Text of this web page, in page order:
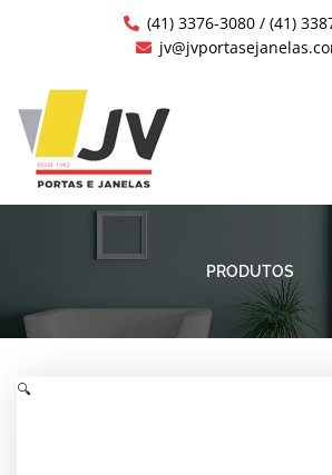
conteúdo
(41) 3376-3080 / (41)
PRODUTOS
🔍